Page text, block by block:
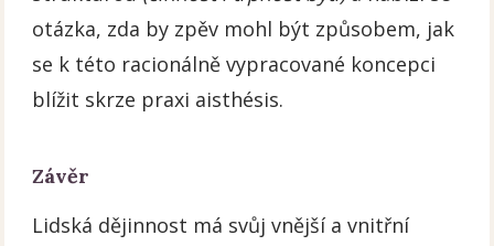
otázka, zda by zpěv mohl být způsobem, jak
se k této racionálně vypracované koncepci
blížit skrze praxi aisthésis.
Závěr
Lidská dějinnost má svůj vnější a vnitřní